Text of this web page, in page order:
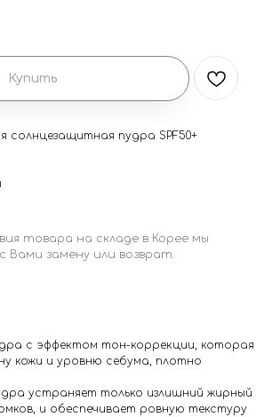
Купить
солнцезащитная пудра SPF50+
с эффектом тон-коррекции, которая
кожи и уровню себума, плотно
устраняет только излишний жирный
и обеспечивает ровную текстуру